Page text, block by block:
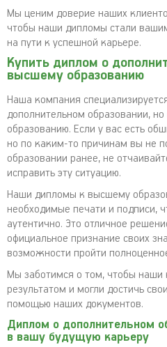
Мы ценим доверие наших
чтобы наши дипломы стали
на пути к успешной карьере.
Купить диплом о
высшему образованию
Наша компания
дополнительном образовании,
образованию. Если у вас есть
но по каким-то причинам вы не
образовании ранее, не
исправить эту ситуацию.
Наши дипломы к высшему
необходимые печати и подписи,
аутентично. Это отличное
официальное признание своих
возможности пройти
Мы заботимся о том, чтобы наши
результатом и могли достичь
помощью наших документов.
Диплом о дополнительном
в вашу будущую карьеру